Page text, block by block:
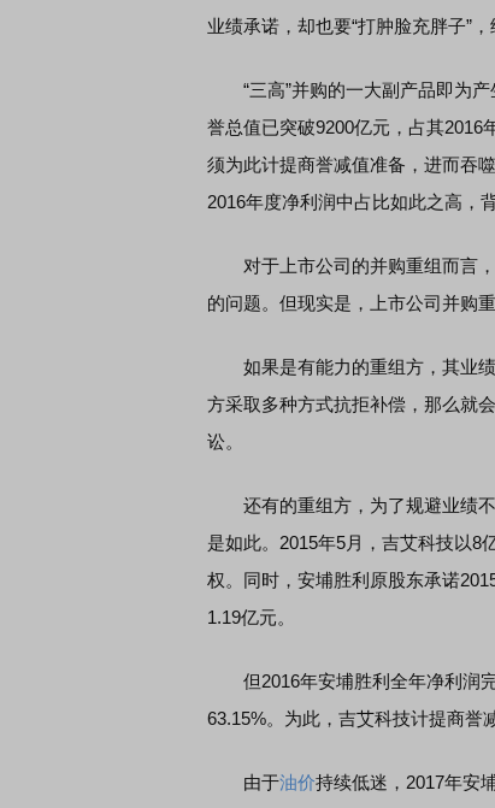
业绩承诺，却也要“打肿脸充胖子”
“三高”并购的一大副产品即为产
誉总值已突破9200亿元，占其2016
须为此计提商誉减值准备，进而吞
2016年度净利润中占比如此之高，
对于上市公司的并购重组而言，
的问题。但现实是，上市公司并购
如果是有能力的重组方，其业绩
方采取多种方式抗拒补偿，那么就
讼。
还有的重组方，为了规避业绩不
是如此。2015年5月，吉艾科技以8
权。同时，安埔胜利原股东承诺
1.19亿元。
但2016年安埔胜利全年净利润完
63.15%。为此，吉艾科技计提商誉
由于油价持续低迷，2017年安